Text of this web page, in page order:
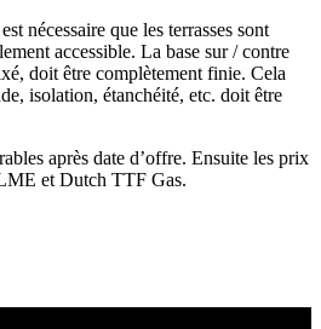
nécessaire que les terrasses sont
accessible. La base sur / contre
doit être complètement finie. Cela
isolation, étanchéité, etc. doit être
après date d’offre. Ensuite les prix
et Dutch TTF Gas.